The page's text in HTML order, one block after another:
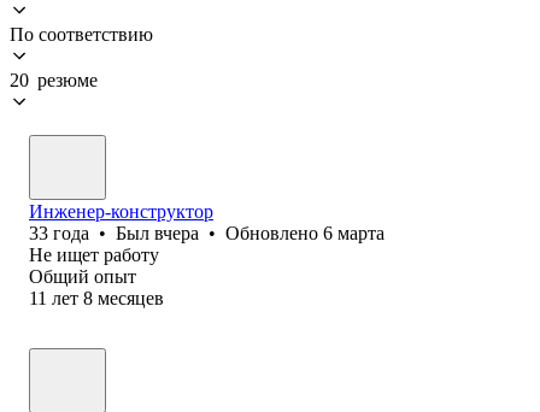
По соответствию
20 резюме
Инженер-конструктор
33 года • Был вчера • Обновлено 6 марта
Не ищет работу
Общий опыт
11 лет 8 месяцев